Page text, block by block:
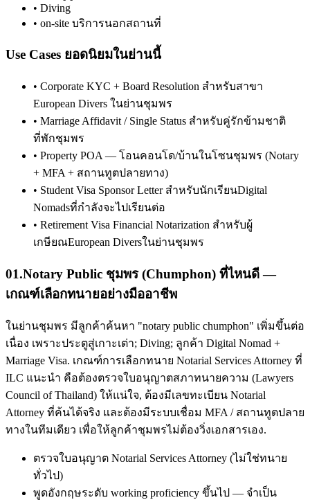
• Diving
• on-site บริการนอกสถานที่
Use Cases ยอดนิยมในย่านนี้
• Corporate KYC + Board Resolution สำหรับสาขา
European Divers ในย่านชุมพร
• Marriage Affidavit / Single Status สำหรับคู่รักข้ามชาติ
ที่พักชุมพร
• Property POA — โอนคอนโด/บ้านในโซนชุมพร (Notary
+ MFA + สถานทูตปลายทาง)
• Student Visa Sponsor Letter สำหรับนักเรียนDigital
Nomadsที่กำลังจะไปเรียนต่อ
• Retirement Visa Financial Notarization สำหรับผู้
เกษียณEuropean Diversในย่านชุมพร
01.Notary Public ชุมพร (Chumphon) ที่ไหนดี —
เกณฑ์เลือกทนายอย่างมืออาชีพ
ในย่านชุมพร มีลูกค้าค้นหา "notary public chumphon" เพิ่มขึ้นต่อ
เนื่อง เพราะประตูสู่เกาะเต่า; Diving; ลูกค้า Digital Nomad +
Marriage Visa. เกณฑ์การเลือกทนาย Notarial Services Attorney ที่
ILC แนะนำ คือต้องตรวจใบอนุญาตสภาทนายความ (Lawyers
Council of Thailand) ให้แน่ใจ, ต้องมีเลขทะเบียน Notarial
Attorney ที่ค้นได้จริง และต้องมีระบบเชื่อม MFA / สถานทูตปลาย
ทางในทีมเดียว เพื่อให้ลูกค้าชุมพรไม่ต้องวิ่งเอกสารเอง.
ตรวจใบอนุญาต Notarial Services Attorney (ไม่ใช่ทนาย
ทั่วไป)
พูดอังกฤษระดับ working proficiency ขึ้นไป — จำเป็น